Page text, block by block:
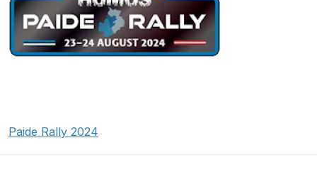
Paide Rally 2024